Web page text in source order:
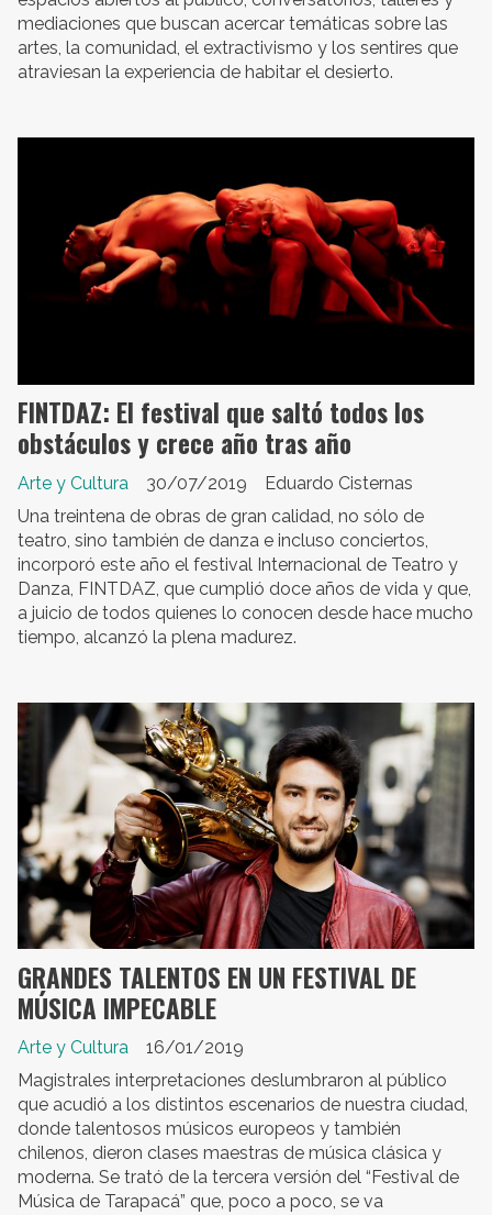
mediaciones que buscan acercar temáticas sobre las
artes, la comunidad, el extractivismo y los sentires que
atraviesan la experiencia de habitar el desierto.
FINTDAZ: El festival que saltó todos los
obstáculos y crece año tras año
Eduardo Cisternas
Arte y Cultura
30/07/2019
Una treintena de obras de gran calidad, no sólo de
teatro, sino también de danza e incluso conciertos,
incorporó este año el festival Internacional de Teatro y
Danza, FINTDAZ, que cumplió doce años de vida y que,
a juicio de todos quienes lo conocen desde hace mucho
tiempo, alcanzó la plena madurez.
GRANDES TALENTOS EN UN FESTIVAL DE
MÚSICA IMPECABLE
Arte y Cultura
16/01/2019
Magistrales interpretaciones deslumbraron al público
que acudió a los distintos escenarios de nuestra ciudad,
donde talentosos músicos europeos y también
chilenos, dieron clases maestras de música clásica y
moderna. Se trató de la tercera versión del “Festival de
Música de Tarapacá” que, poco a poco, se va